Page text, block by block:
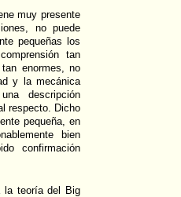
muy presente
no puede
pequeñas los
tan
enormes, no
y la mecánica
descripción
respecto. Dicho
pequeña, en
bien
confirmación
la teoría del Big